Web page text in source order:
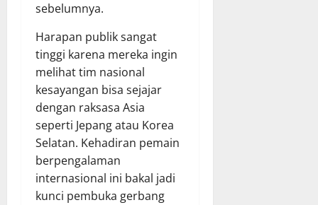
sebelumnya.
Harapan publik sangat
tinggi karena mereka ingin
melihat tim nasional
kesayangan bisa sejajar
dengan raksasa Asia
seperti Jepang atau Korea
Selatan. Kehadiran pemain
berpengalaman
internasional ini bakal jadi
kunci pembuka gerbang